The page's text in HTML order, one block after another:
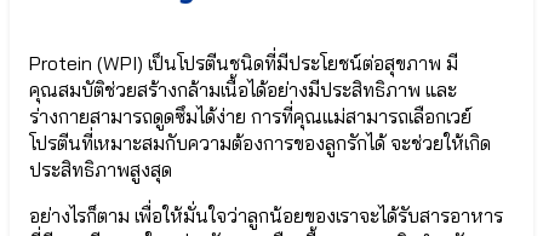
lactis
● จุลินทรีย์มาก
ประโยชน์
Lactobacillus
Plantarum
● แลคโต
บาซิลลัส แอซิ
โดฟิลัส
Multi-
IMMU
24/24+ลด
ภูมิแพ้
⦿
Multi-
IMMU
Protein (WPI) เป็นโปรตีนชนิดที่มีประโยชน์ต่อสุขภาพ มี
คุณสมบัติช่วยสร้างกล้ามเนื้อได้อย่างมีประสิทธิภาพ และ
ร่างกายสามารถดูดซึมได้ง่าย การที่คุณแม่สามารถเลือกเวย์
โปรตีนที่เหมาะสมกับความต้องการของลูกรักได้ จะช่วยให้เกิด
ประสิทธิภาพสูงสุด
อย่างไรก็ตาม เพื่อให้มั่นใจว่าลูกน้อยของเราจะได้รับสารอาหาร